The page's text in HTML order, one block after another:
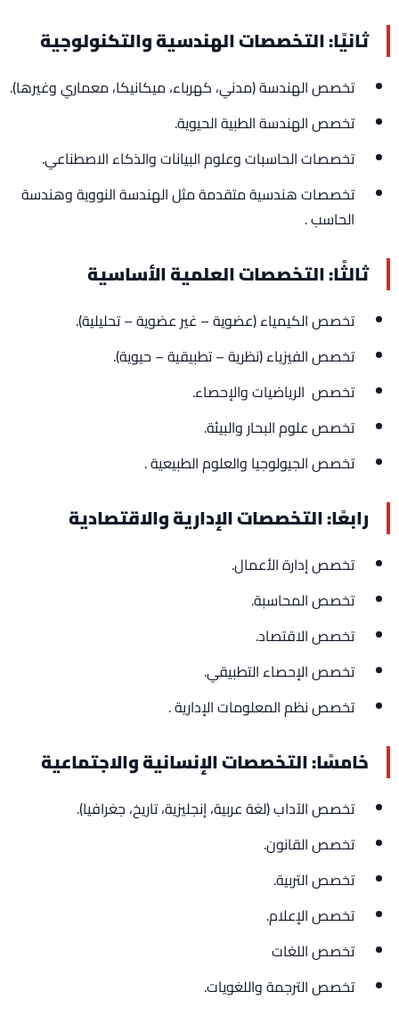
ثانيًا: التخصصات الهندسية والتكنولوجية
تخصص الهندسة (مدني، كهرباء، ميكانيكا، معماري وغيرها).
تخصص الهندسة الطبية الحيوية.
تخصصات الحاسبات وعلوم البيانات والذكاء الاصطناعي.
تخصصات هندسية متقدمة مثل الهندسة النووية وهندسة
الحاسب .
ثالثًا: التخصصات العلمية الأساسية
تخصص الكيمياء (عضوية – غير عضوية – تحليلية).
تخصص الفيزياء (نظرية – تطبيقية – حيوية).
تخصص الرياضيات والإحصاء.
تخصص علوم البحار والبيئة.
تخصص الجيولوجيا والعلوم الطبيعية .
رابعًا: التخصصات الإدارية والاقتصادية
تخصص إدارة الأعمال.
تخصص المحاسبة.
تخصص الاقتصاد.
تخصص الإحصاء التطبيقي.
تخصص نظم المعلومات الإدارية .
خامسًا: التخصصات الإنسانية والاجتماعية
تخصص الآداب (لغة عربية، إنجليزية، تاريخ، جغرافيا).
تخصص القانون.
تخصص التربية.
تخصص الإعلام.
تخصص اللغات
تخصص الترجمة واللغويات.